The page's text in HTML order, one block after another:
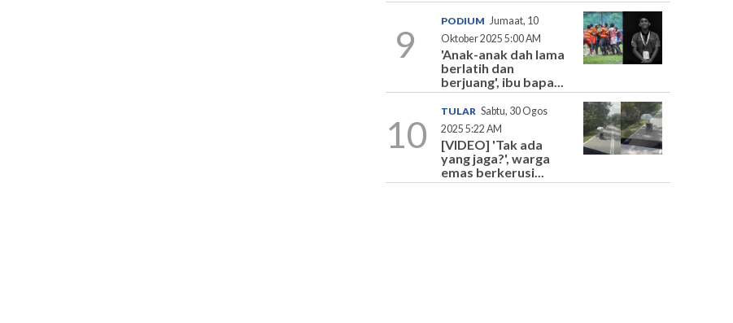
9
PODIUM Jumaat, 10
Oktober 2025 5:00 AM
'Anak-anak dah lama
berlatih dan
berjuang', ibu bapa...
10
TULAR Sabtu, 30 Ogos
2025 5:22 AM
[VIDEO] 'Tak ada
yang jaga?', warga
emas berkerusi...